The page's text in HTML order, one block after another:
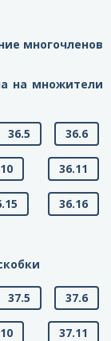
многочленов
на множители
36.5 36.6
36.11
36.16
37.5 37.6
37.11